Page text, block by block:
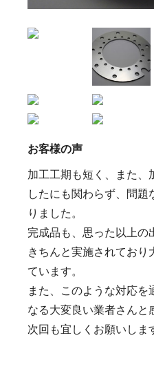
お客様の声
加工工期も短く、また、
したにも関わらず、問
りました。
完成品も、思った以上の
きちんと実施されており
ています。
また、このような対応を
なる大変良い業者さんと
次回も宜しくお願いしま